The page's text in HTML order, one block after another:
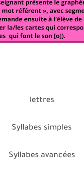
lettres
Syllabes simples
Syllabes avancées